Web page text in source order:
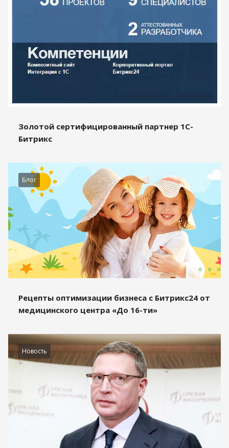
Золотой сертифицированный партнер 1С-
Битрикс
Блог
Рецепты оптимизации бизнеса с Битрикс24 от
медицинского центра «До 16-ти»
Новость